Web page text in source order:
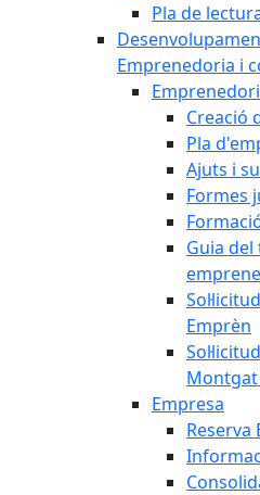
Pla de
Emprenedoria i
Creació
Pla
Ajuts i
Formes
Guia
Emprèn
Empresa
Reserva